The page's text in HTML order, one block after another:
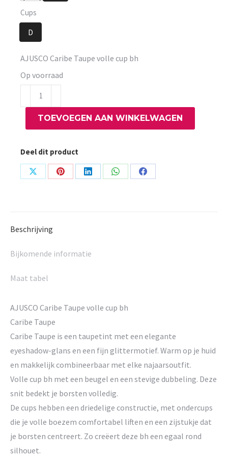
Cups
D
AJUSCO Caribe Taupe volle cup bh
Op voorraad
AJUSCO
Caribe
Taupe
cup
bh
aantal
TOEVOEGEN AAN WINKELWAGEN
Deel dit product
Share
Share
Share
Share
Share
Beschrijving
Bijkomende informatie
Maat tabel
AJUSCO Caribe Taupe volle cup bh
Caribe Taupe
Caribe Taupe is een taupetint met een elegante
eyeshadow-glans en een fijn glittermotief. Warm op je huid
en makkelijk combineerbaar met elke najaarsoutfit.
Volle cup bh met een beugel en een stevige dubbeling. Deze
snit bedekt je borsten volledig.
De cups hebben een driedelige constructie, met ondercups
die je volle boezem comfortabel liften en een zijstukje dat
je borsten centreert. Zo creëert deze bh een egaal rond
silhouet.